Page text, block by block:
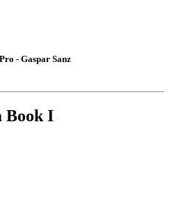
- Gaspar Sanz
Book I